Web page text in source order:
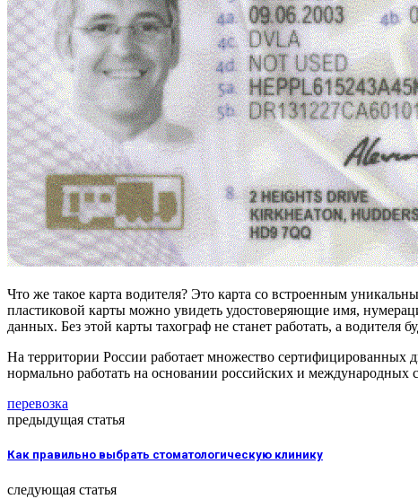
Что же такое карта водителя? Это карта со встроенным
пластиковой карты можно увидеть удостоверяющие имя,
данных. Без этой карты тахограф не станет работать, а водителя
На территории России работает множество сертифицированных
нормально работать на основании российских и
перевозка
предыдущая статья
Как правильно выбрать стоматологическую клинику
следующая статья